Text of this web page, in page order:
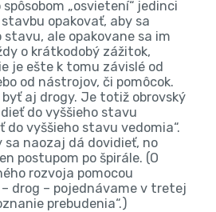
„osvietení“ jedinci
opakovať, aby sa
ale opakovane sa im
o krátkodobý zážitok,
je ešte k tomu závislé od
od nástrojov, či pomôcok.
byť aj drogy. Je totiž obrovský
do vyššieho stavu
do vyššieho stavu vedomia“.
sa naozaj dá dovidieť, no
postupom po špirále. (O
rozvoja pomocou
drog – pojednávame v tretej
prebudenia“.)